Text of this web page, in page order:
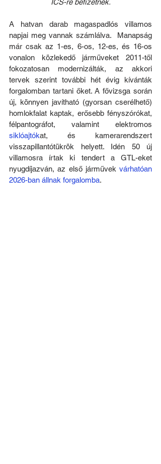
A hatvan darab magaspadlós villamos
napjai meg vannak számlálva.  Manapság
már csak az 1-es, 6-os, 12-es, és 16-os
vonalon közlekedő járműveket 2011-től
fokozatosan modernizálták, az akkori
tervek szerint további hét évig kívánták
forgalomban tartani őket. A fővizsga során
új, könnyen javítható (gyorsan cserélhető)
homlokfalat kaptak, erősebb fényszórókat,
siklóajtókat, és kamerarendszert
visszapillantótükrök helyett. Idén 50 új
villamosra írtak ki tendert a GTL-eket
nyugdíjazván, az első járművek várhatóan
2026-ban állnak forgalomba.